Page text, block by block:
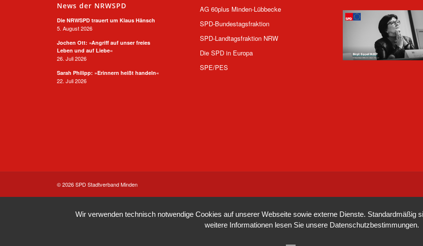
News der NRWSPD
Die NRWSPD trauert um Klaus Hänsch
5. August 2026
Jochen Ott: »Angriff auf unser freies
Leben und auf Liebe«
26. Juli 2026
Sarah Philipp: »Erinnern heißt handeln«
22. Juli 2026
AG 60plus Minden-Lübbecke
SPD-Bundestagsfraktion
SPD-Landtagsfraktion NRW
Die SPD in Europa
SPE/PES
© 2026 SPD Stadtverband Minden
Wir verwenden technisch notwendige Cookies auf unserer Webseite sowie externe Dienste. Standardmäßig
weitere Informationen lesen Sie unsere Datenschutzbestimmungen.